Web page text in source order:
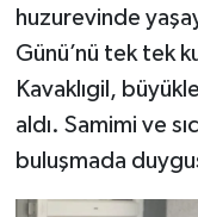
huzurevinde
Günü’nü tek tek
Kavaklıgil,
aldı. Samimi ve
buluşmada
Taşköprü
Karadeniz